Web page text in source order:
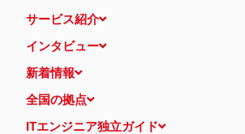
サービス紹介
インタビュー
新着情報
全国の拠点
ITエンジニア独立ガイド